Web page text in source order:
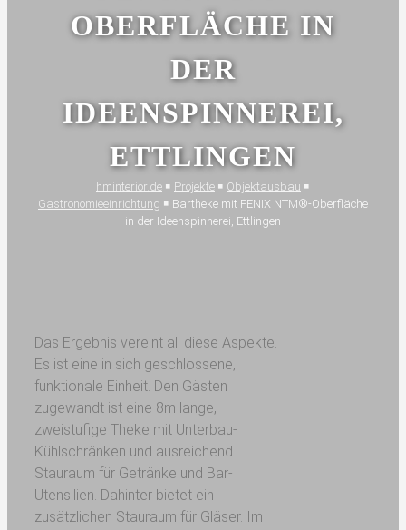
OBERFLÄCHE IN
DER
IDEENSPINNEREI,
ETTLINGEN
hminterior.de ￭ Projekte ￭ Objektausbau ￭
Gastronomieeinrichtung ￭ Bartheke mit FENIX NTM®-Oberfläche
in der Ideenspinnerei, Ettlingen
Das Ergebnis vereint all diese Aspekte.
Es ist eine in sich geschlossene,
funktionale Einheit. Den Gästen
zugewandt ist eine 8m lange,
zweistufige Theke mit Unterbau-
Kühlschränken und ausreichend
Stauraum für Getränke und Bar-
Utensilien. Dahinter bietet ein
zusätzlichen Stauraum für Gläser. Im